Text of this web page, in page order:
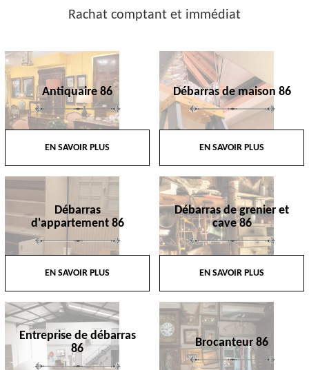
Rachat comptant et immédiat
Antiquaire 86
EN SAVOIR PLUS
Débarras de maison 86
EN SAVOIR PLUS
Débarras
d'appartement 86
EN SAVOIR PLUS
Débarras de grenier et
cave 86
EN SAVOIR PLUS
Entreprise de débarras
86
Brocanteur 86